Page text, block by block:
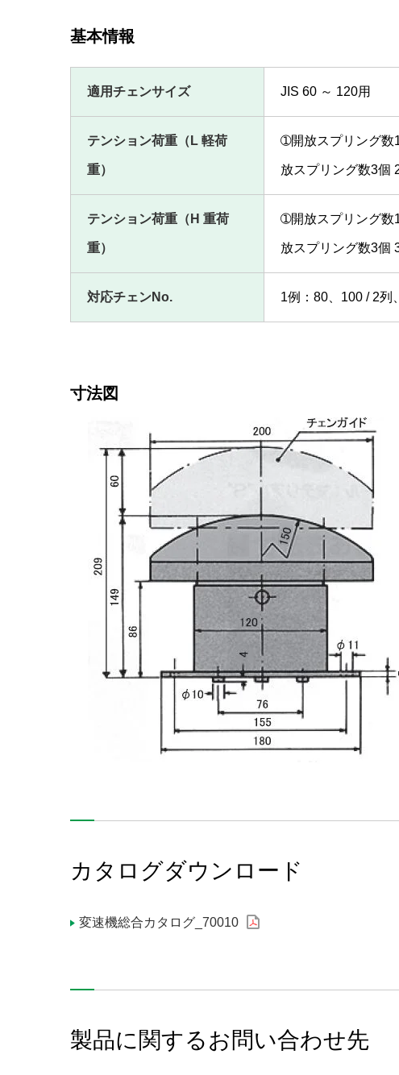
基本情報
適用チェンサイズ JIS 60 ～ 120用
テンション荷重（L 軽荷
重）
➀開放スプリング
放スプリング数3個
テンション荷重（H 重荷
重）
➀開放スプリング
放スプリング数3個
対応チェンNo. 1例：80、100 / 2列
寸法図
カタログダウンロード
変速機総合カタログ_70010
製品に関するお問い合わせ先